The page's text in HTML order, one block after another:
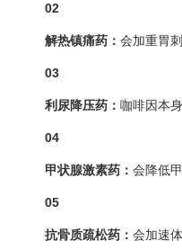
02
解热镇痛药： 会加重胃
03
利尿降压药： 咖啡因本
04
甲状腺激素药： 会降低
05
抗骨质疏松药： 会加速